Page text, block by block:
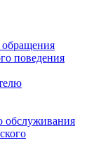
обращения
поведения
обслуживания